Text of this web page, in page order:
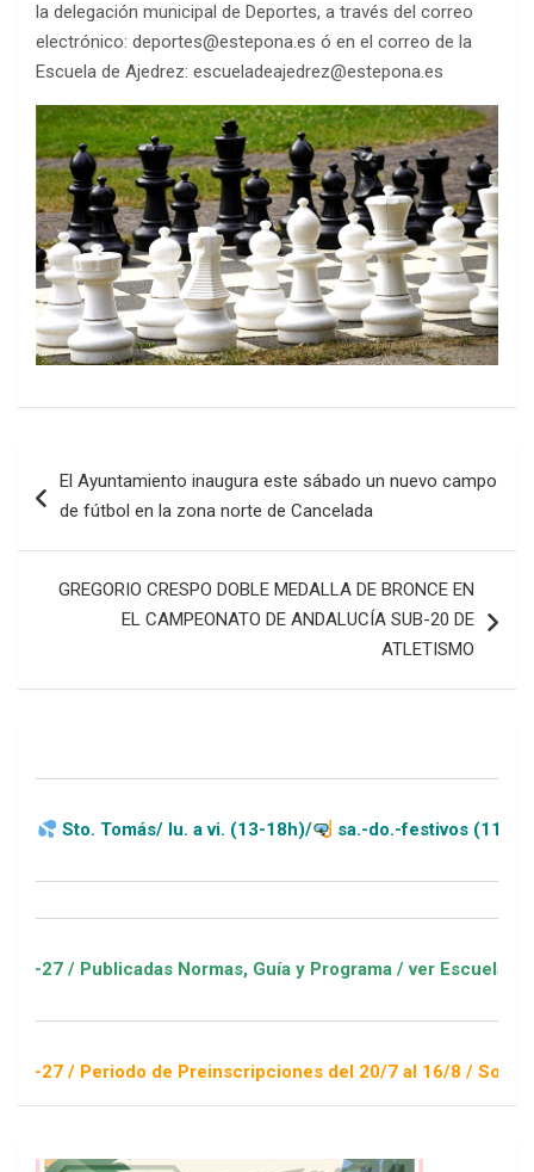
la delegación municipal de Deportes, a través del correo
electrónico: deportes@estepona.es ó en el correo de la
Escuela de Ajedrez: escueladeajedrez@estepona.es
de
El Ayuntamiento inaugura este sábado un nuevo campo
de fútbol en la zona norte de Cancelada
GREGORIO CRESPO DOBLE MEDALLA DE BRONCE EN
EL CAMPEONATO DE ANDALUCÍA SUB-20 DE
ATLETISMO
Tomás/ lu. a vi. (13-18h)/ sa.-do.-festivos (11-20h)
Normas, Guía y Programa / ver Escuelas Deportivas
de Preinscripciones del 20/7 al 16/8 / Sorteo 1 de